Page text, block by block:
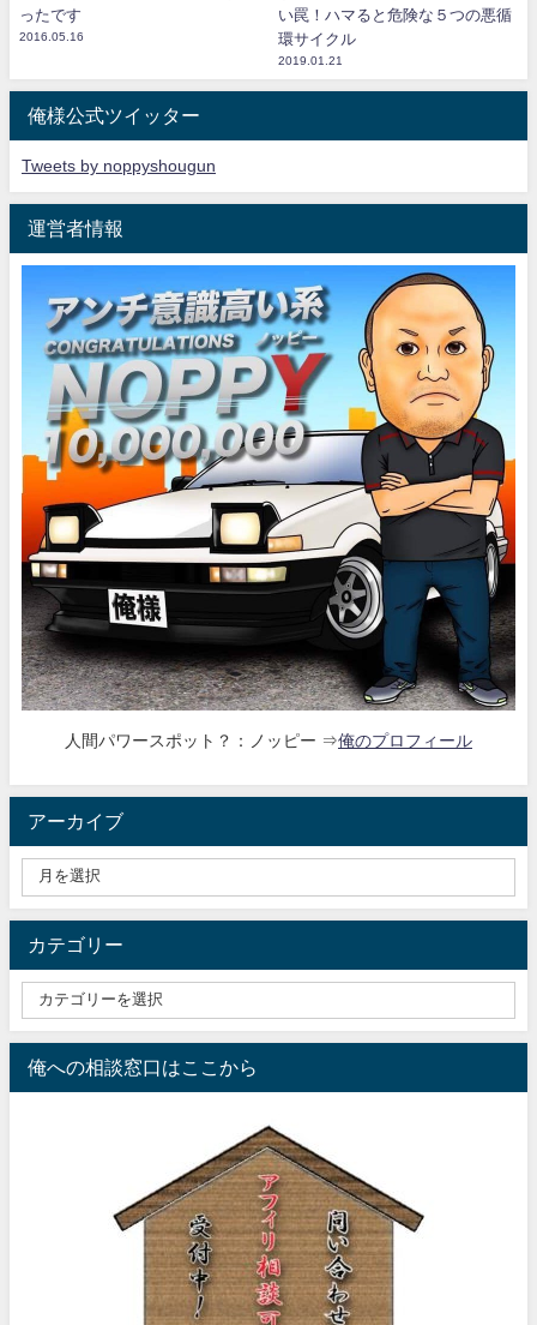
ったです
2016.05.16
い罠！ハマると危険な５つの悪循
環サイクル
2019.01.21
俺様公式ツイッター
Tweets by noppyshougun
運営者情報
人間パワースポット？：ノッピー ⇒俺のプロフィール
アーカイブ
カテゴリー
俺への相談窓口はここから